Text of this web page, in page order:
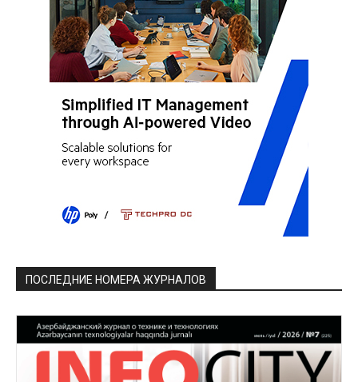
ПОСЛЕДНИЕ НОМЕРА ЖУРНАЛОВ